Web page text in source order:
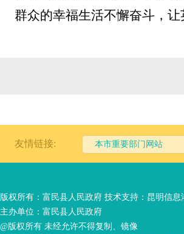
群众的幸福生活不懈奋斗，
友情链接: 本市重要部门网站
版权所有：富民县人民政府 技术支持： 昆明信息
主办单位：富民县人民政府
@版权所有 未经允许不得复制、镜像